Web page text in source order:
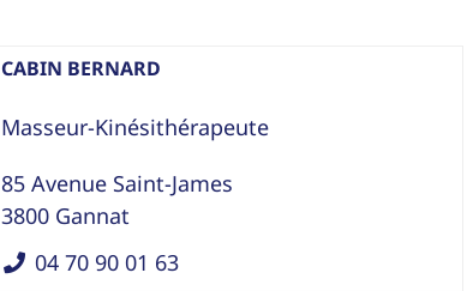
CABIN BERNARD
Masseur-Kinésithérapeute
85 Avenue Saint-James
3800 Gannat
04 70 90 01 63